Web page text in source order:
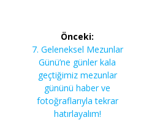
gezinmesi
Önceki:
Önceki
yazı:
7. Geleneksel Mezunlar
Günü’ne günler kala
geçtiğimiz mezunlar
gününü haber ve
fotoğraflarıyla tekrar
hatırlayalım!